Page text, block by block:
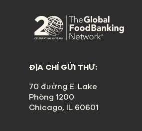
ĐỊA CHỈ GỬI THƯ:
70 đường E. Lake
Phòng 1200
Chicago, IL 60601